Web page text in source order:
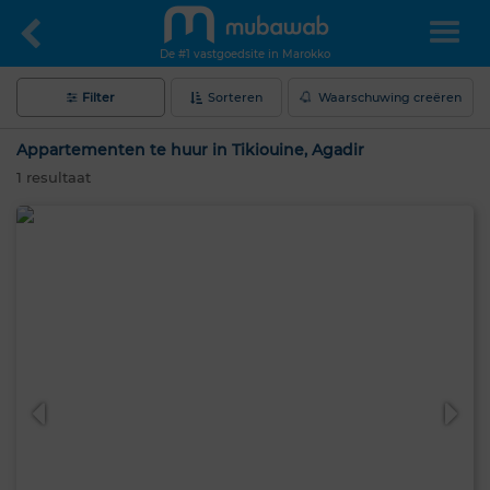
De #1 vastgoedsite in Marokko
Filter Sorteren Waarschuwing creëren
Appartementen te huur in Tikiouine, Agadir
1 resultaat